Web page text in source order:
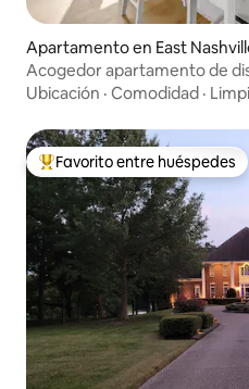
Apartamento en East
Acogedor apartamento de
de Broadway
Ubicación · Comodidad ·
Favorito entre huéspedes
Favorito entre huéspedes